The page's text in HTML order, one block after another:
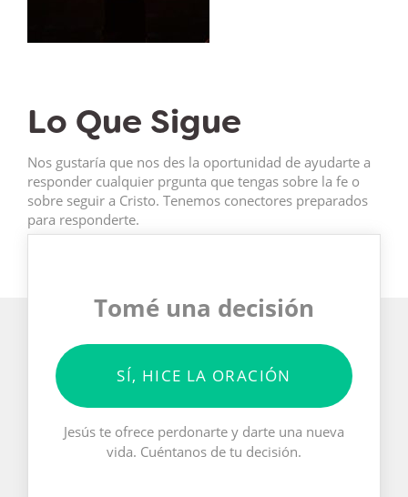
Lo Que Sigue
Nos gustaría que nos des la oportunidad de ayudarte a
responder cualquier prgunta que tengas sobre la fe o
sobre seguir a Cristo. Tenemos conectores preparados
para responderte.
Tomé una decisión
SÍ, HICE LA ORACIÓN
Jesús te ofrece perdonarte y darte una nueva
vida. Cuéntanos de tu decisión.